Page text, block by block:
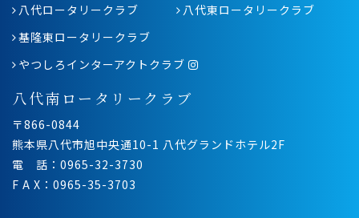
八代ロータリークラブ
八代東ロータリークラブ
基隆東ロータリークラブ
やつしろインターアクトクラブ
八代南ロータリークラブ
〒866-0844
熊本県八代市旭中央通10-1 八代グランドホテル2F
電 話：0965-32-3730
F A X：0965-35-3703